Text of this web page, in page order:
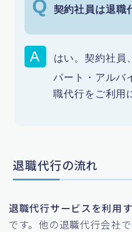
契約社員は退職
はい。契約社員
パート・アルバ
職代行をご利用
退職代行の流れ
退職代行サービスを利用
です。他の退職代行会社